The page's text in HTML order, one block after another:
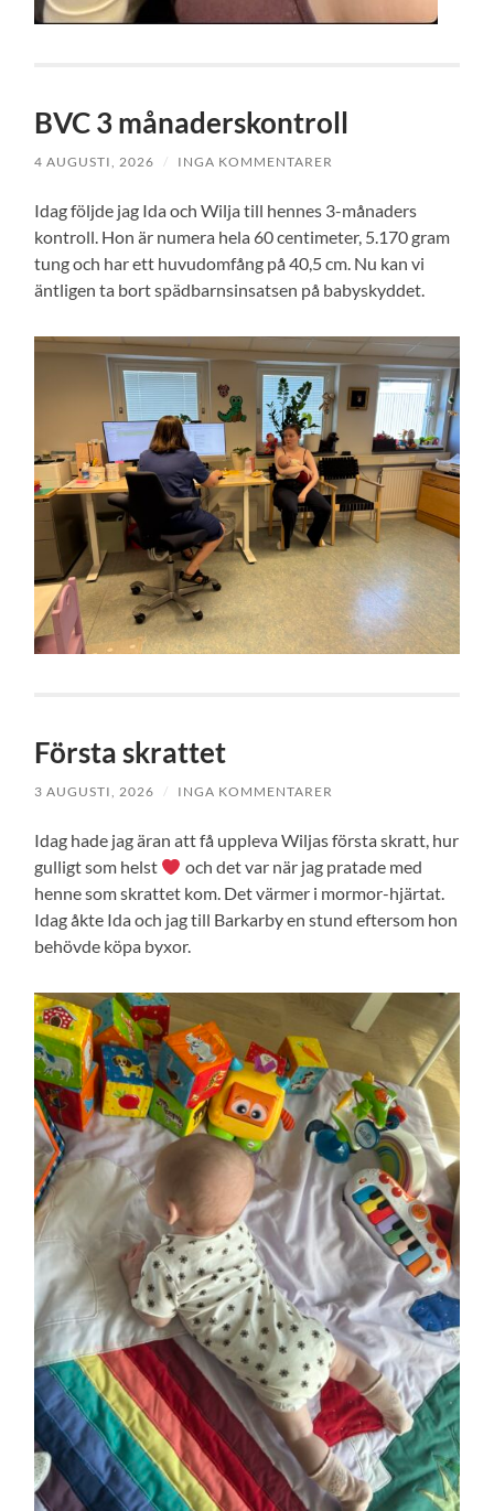
BVC 3 månaderskontroll
4 AUGUSTI, 2026 / INGA KOMMENTARER
Idag följde jag Ida och Wilja till hennes 3-månaders
kontroll. Hon är numera hela 60 centimeter, 5.170 gram
tung och har ett huvudomfång på 40,5 cm. Nu kan vi
äntligen ta bort spädbarnsinsatsen på babyskyddet.
Första skrattet
3 AUGUSTI, 2026 / INGA KOMMENTARER
Idag hade jag äran att få uppleva Wiljas första skratt, hur
gulligt som helst
och det var när jag pratade med
henne som skrattet kom. Det värmer i mormor-hjärtat.
Idag åkte Ida och jag till Barkarby en stund eftersom hon
behövde köpa byxor.